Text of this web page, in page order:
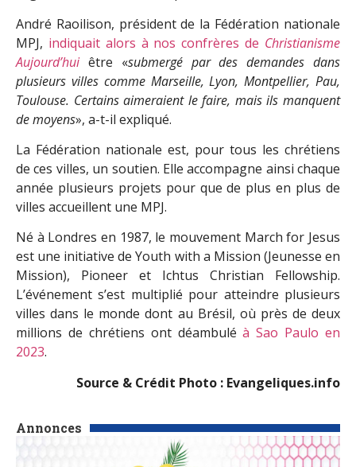
Annonces
André Raoilison, président de la Fédération nationale
MPJ, indiquait alors à nos confrères de Christianisme
Aujourd’huiêtre «submergé par des demandes dans
plusieurs villes comme Marseille, Lyon, Montpellier, Pau,
Toulouse. Certains aimeraient le faire, mais ils manquent
de moyens», a-t-il expliqué.
La Fédération nationale est, pour tous les chrétiens
de ces villes, un soutien. Elle accompagne ainsi chaque
année plusieurs projets pour que de plus en plus de
villes accueillent une MPJ.
Né à Londres en 1987, le mouvement March for Jesus
est une initiative de Youth with a Mission (Jeunesse en
Mission), Pioneer et Ichtus Christian Fellowship.
L’événement s’est multiplié pour atteindre plusieurs
villes dans le monde dont au Brésil, où près de deux
millions de chrétiens ont déambuléà Sao Paulo en
2023.
Source & Crédit Photo : Evangeliques.info